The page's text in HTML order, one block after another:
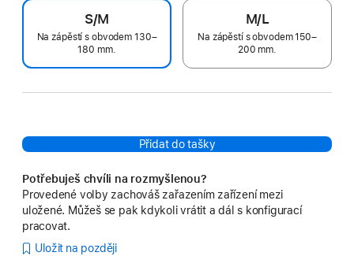
S/M
Na zápěstí s obvodem 130–
180 mm.
M/L
Na zápěstí s obvodem 150–
200 mm.
Přidat do tašky
Potřebuješ chvíli na rozmyšlenou?
Provedené volby zachováš zařazením zařízení mezi
uložené. Můžeš se pak kdykoli vrátit a dál s konfigurací
pracovat.
Uložit na později